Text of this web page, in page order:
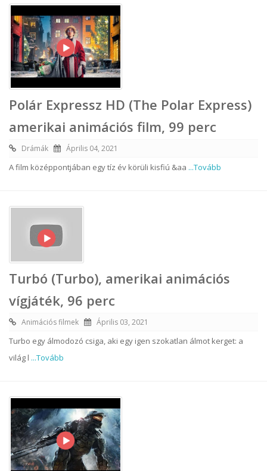
Polár Expressz HD (The Polar Express)
amerikai animációs film, 99 perc
Drámák Április 04, 2021
A film középpontjában egy tíz év körüli kisfiú &aa ...Tovább
Turbó (Turbo), amerikai animációs
vígjáték, 96 perc
Animációs filmek Április 03, 2021
Turbo egy álmodozó csiga, aki egy igen szokatlan álmot kerget: a
világ l ...Tovább